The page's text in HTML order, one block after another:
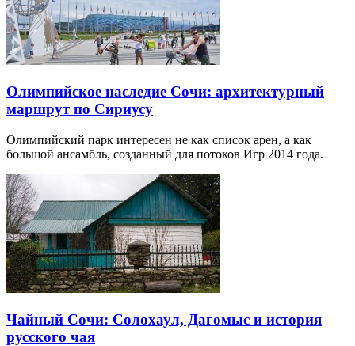
Олимпийское наследие Сочи: архитектурный
маршрут по Сириусу
Олимпийский парк интересен не как список арен, а как
большой ансамбль, созданный для потоков Игр 2014 года.
Чайный Сочи: Солохаул, Дагомыс и история
русского чая